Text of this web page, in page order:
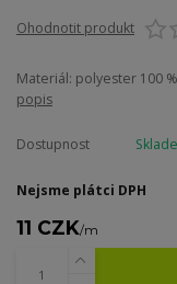
Ohodnotit produkt
Materiál: polyester 100
popis
Dostupnost
Nejsme plátci DPH
11 CZK/m